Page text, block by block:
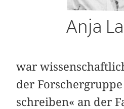
Anja
war
der Forschergruppe
schreiben« an der